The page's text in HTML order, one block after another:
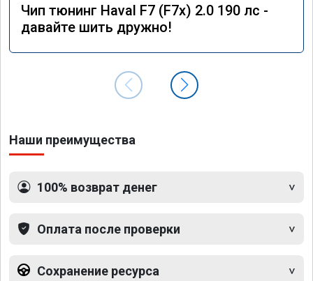
Чип тюнинг Haval F7 (F7x) 2.0 190 лс -
давайте шить дружно!
Наши преимущества
100% возврат денег
Оплата после проверки
Сохранение ресурса